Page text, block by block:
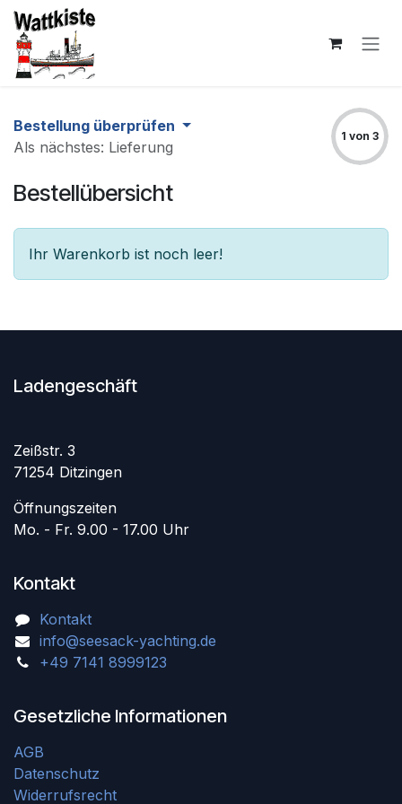
Zum Inhalt springen
Bestellung überprüfen
Als nächstes: Lieferung
1 von 3
Bestellübersicht
Ihr Warenkorb ist noch leer!
Ladengeschäft
Zeißstr. 3
71254 Ditzingen
Öffnungszeiten
Mo. - Fr. 9.00 - 17.00 Uhr
Kontakt
Kontakt
info@seesack-yachting.de
+49 7141 8999123
Gesetzliche Informationen
AGB
Datenschutz
Widerrufsrecht